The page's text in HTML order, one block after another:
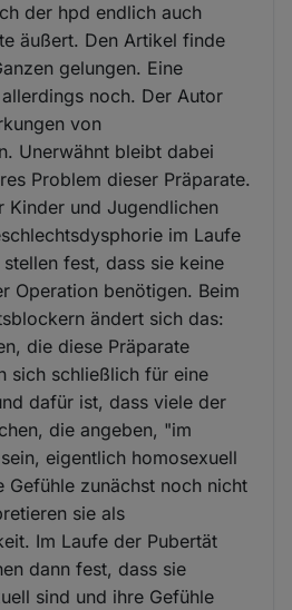
der hpd endlich auch
äußert. Den Artikel finde
gelungen. Eine
noch. Der Autor
von
Unerwähnt bleibt dabei
Problem dieser Präparate.
Kinder und Jugendlichen
im Laufe
fest, dass sie keine
Operation benötigen. Beim
ändert sich das:
die diese Präparate
sich schließlich für eine
dafür ist, dass viele der
die angeben, "im
eigentlich homosexuell
Gefühle zunächst noch nicht
sie als
Im Laufe der Pubertät
dann fest, dass sie
sind und ihre Gefühle